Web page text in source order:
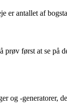
er antallet af
først at se på
og -generatorer,